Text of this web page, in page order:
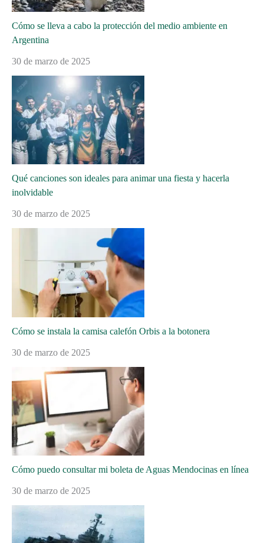
Cómo se lleva a cabo la protección del medio ambiente en
Argentina
30 de marzo de 2025
Qué canciones son ideales para animar una fiesta y hacerla
inolvidable
30 de marzo de 2025
Cómo se instala la camisa calefón Orbis a la botonera
30 de marzo de 2025
Cómo puedo consultar mi boleta de Aguas Mendocinas en línea
30 de marzo de 2025